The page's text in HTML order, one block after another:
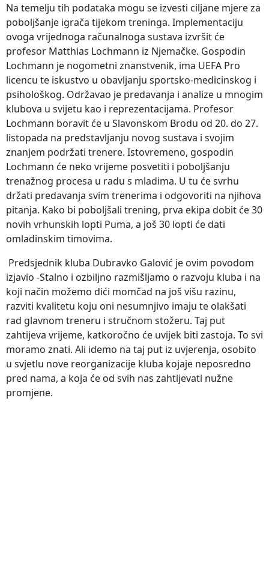
Na temelju tih podataka mogu se izvesti ciljane mjere za
poboljšanje igrača tijekom treninga. Implementaciju
ovoga vrijednoga računalnoga sustava izvršit će
profesor Matthias Lochmann iz Njemačke. Gospodin
Lochmann je nogometni znanstvenik, ima UEFA Pro
licencu te iskustvo u obavljanju sportsko-medicinskog i
psihološkog. Održavao je predavanja i analize u mnogim
klubova u svijetu kao i reprezentacijama. Profesor
Lochmann boravit će u Slavonskom Brodu od 20. do 27.
listopada na predstavljanju novog sustava i svojim
znanjem podržati trenere. Istovremeno, gospodin
Lochmann će neko vrijeme posvetiti i poboljšanju
trenažnog procesa u radu s mladima. U tu će svrhu
držati predavanja svim trenerima i odgovoriti na njihova
pitanja. Kako bi poboljšali trening, prva ekipa dobit će 30
novih vrhunskih lopti Puma, a još 30 lopti će dati
omladinskim timovima.
Predsjednik kluba Dubravko Galović je ovim povodom
izjavio -Stalno i ozbiljno razmišljamo o razvoju kluba i na
koji način možemo dići momčad na još višu razinu,
razviti kvalitetu koju oni nesumnjivo imaju te olakšati
rad glavnom treneru i stručnom stožeru. Taj put
zahtijeva vrijeme, katkoročno će uvijek biti zastoja. To svi
moramo znati. Ali idemo na taj put iz uvjerenja, osobito
u svjetlu nove reorganizacije kluba kojaje neposredno
pred nama, a koja će od svih nas zahtijevati nužne
promjene.